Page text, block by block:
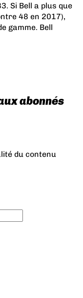
Si Bell a plus que
48 en 2017),
gamme. Bell
abonnés
du contenu